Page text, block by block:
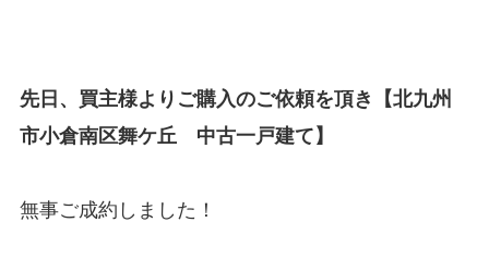
先日、買主様よりご購入のご依頼を頂き【北九州
市小倉南区舞ケ丘 中古一戸建て】
無事ご成約しました！